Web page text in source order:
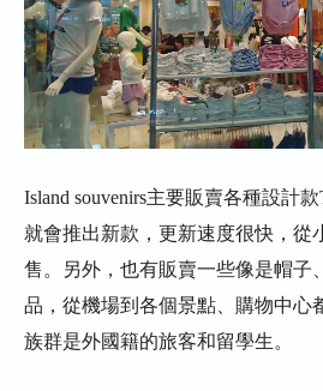
Island souvenirs主要販賣各種設計
就會推出新款，更新速度很快，從
售。另外，也有販賣一些像是帽子
品，從機場到各個景點、購物中心
族群是外國籍的旅客和留學生。